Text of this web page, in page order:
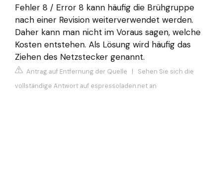
Fehler 8 / Error 8 kann häufig die Brühgruppe
nach einer Revision weiterverwendet werden.
Daher kann man nicht im Voraus sagen, welche
Kosten entstehen. Als Lösung wird häufig das
Ziehen des Netzstecker genannt.
Antrag auf Entfernung der Quelle | Sehen Sie sich die
vollständige Antwort auf espressoladen.net an